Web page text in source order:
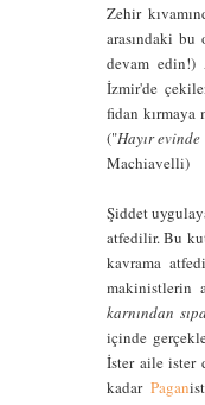
Zehir
arasındaki
devam edin!)
İzmir'de
fidan kırmaya
("Hayır
Machiavelli)
Şiddet
atfedilir. Bu
kavrama
makinistlerin
karnından
içinde
İster aile ister
kadarPagan